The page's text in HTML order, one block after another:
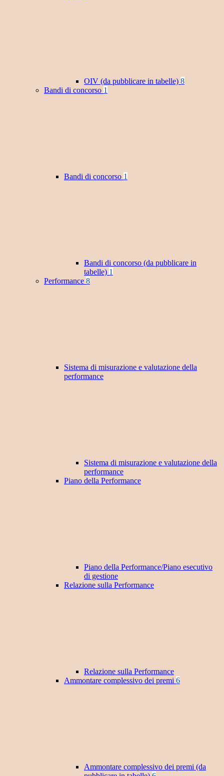
OIV (da pubblicare in tabelle) 8
Bandi di concorso 1
Bandi di concorso 1
Bandi di concorso (da pubblicare in
tabelle) 1
Performance 8
Sistema di misurazione e valutazione della
performance
Sistema di misurazione e valutazione della
performance
Piano della Performance
Piano della Performance/Piano esecutivo
di gestione
Relazione sulla Performance
Relazione sulla Performance
Ammontare complessivo dei premi 6
Ammontare complessivo dei premi (da